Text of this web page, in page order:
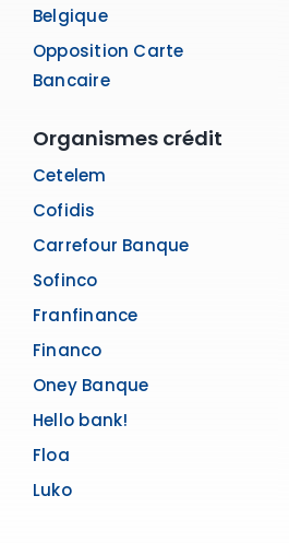
Belgique
Opposition Carte
Bancaire
Organismes crédit
Cetelem
Cofidis
Carrefour Banque
Sofinco
Franfinance
Financo
Oney Banque
Hello bank!
Floa
Luko